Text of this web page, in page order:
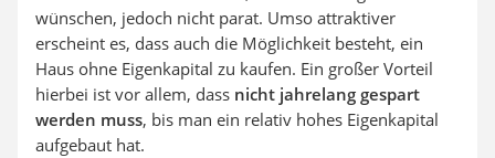
wünschen, jedoch nicht parat. Umso attraktiver
erscheint es, dass auch die Möglichkeit besteht, ein
Haus ohne Eigenkapital zu kaufen. Ein großer Vorteil
hierbei ist vor allem, dass nicht jahrelang gespart
werden muss, bis man ein relativ hohes Eigenkapital
aufgebaut hat.